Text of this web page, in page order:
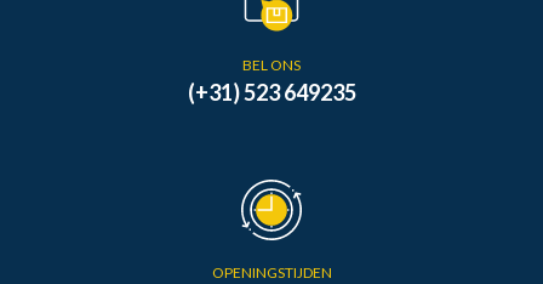
BEL ONS
(+31) 523 649235
OPENINGSTIJDEN